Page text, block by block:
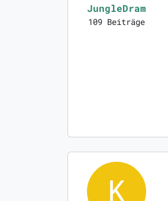
JungleDram
109 Beiträge